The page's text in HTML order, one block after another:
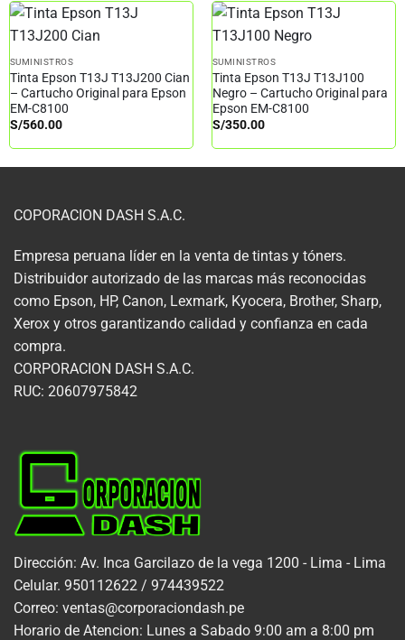
SUMINISTROS
Tinta Epson T13J T13J200 Cian
– Cartucho Original para Epson
EM-C8100
S/560.00
SUMINISTROS
Tinta Epson T13J T13J100
Negro – Cartucho Original para
Epson EM-C8100
S/350.00
COPORACION DASH S.A.C.
Empresa peruana líder en la venta de tintas y tóners.
Distribuidor autorizado de las marcas más reconocidas
como Epson, HP, Canon, Lexmark, Kyocera, Brother, Sharp,
Xerox y otros garantizando calidad y confianza en cada
compra.
CORPORACION DASH S.A.C.
RUC: 20607975842
Dirección: Av. Inca Garcilazo de la vega 1200 - Lima - Lima
Celular. 950112622 / 974439522
Correo: ventas@corporaciondash.pe
Horario de Atencion: Lunes a Sabado 9:00 am a 8:00 pm